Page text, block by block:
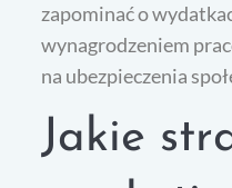
zapominać o
wynagrodzeniem
na ubezpieczenia
Jakie